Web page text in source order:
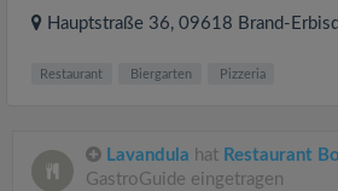
Hauptstraße 36, 09618 Brand-
Restaurant Biergarten Pizzeria
Lavandula hat Restaurant
GastroGuide eingetragen